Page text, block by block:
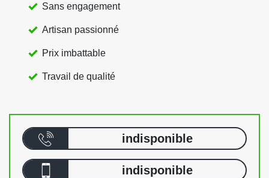
Sans engagement
Artisan passionné
Prix imbattable
Travail de qualité
indisponible
indisponible